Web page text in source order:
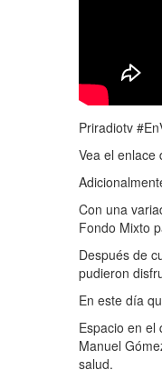
Priradiotv
Vea el enlace
Con una
Fondo Mixto
Después de
pudieron
En este día
Espacio en el
Manuel
salud.